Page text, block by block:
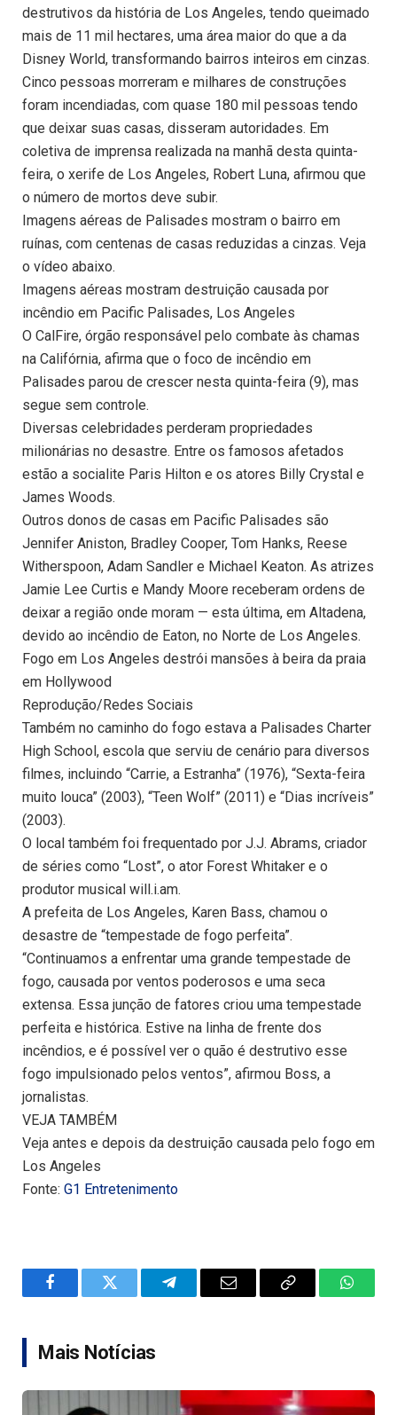
destrutivos da história de Los Angeles, tendo queimado
mais de 11 mil hectares, uma área maior do que a da
Disney World, transformando bairros inteiros em cinzas.
Cinco pessoas morreram e milhares de construções
foram incendiadas, com quase 180 mil pessoas tendo
que deixar suas casas, disseram autoridades. Em
coletiva de imprensa realizada na manhã desta quinta-
feira, o xerife de Los Angeles, Robert Luna, afirmou que
o número de mortos deve subir.
Imagens aéreas de Palisades mostram o bairro em
ruínas, com centenas de casas reduzidas a cinzas. Veja
o vídeo abaixo.
Imagens aéreas mostram destruição causada por
incêndio em Pacific Palisades, Los Angeles
O CalFire, órgão responsável pelo combate às chamas
na Califórnia, afirma que o foco de incêndio em
Palisades parou de crescer nesta quinta-feira (9), mas
segue sem controle.
Diversas celebridades perderam propriedades
milionárias no desastre. Entre os famosos afetados
estão a socialite Paris Hilton e os atores Billy Crystal e
James Woods.
Outros donos de casas em Pacific Palisades são
Jennifer Aniston, Bradley Cooper, Tom Hanks, Reese
Witherspoon, Adam Sandler e Michael Keaton. As atrizes
Jamie Lee Curtis e Mandy Moore receberam ordens de
deixar a região onde moram — esta última, em Altadena,
devido ao incêndio de Eaton, no Norte de Los Angeles.
Fogo em Los Angeles destrói mansões à beira da praia
em Hollywood
Reprodução/Redes Sociais
Também no caminho do fogo estava a Palisades Charter
High School, escola que serviu de cenário para diversos
filmes, incluindo “Carrie, a Estranha” (1976), “Sexta-feira
muito louca” (2003), “Teen Wolf” (2011) e “Dias incríveis”
(2003).
O local também foi frequentado por J.J. Abrams, criador
de séries como “Lost”, o ator Forest Whitaker e o
produtor musical will.i.am.
A prefeita de Los Angeles, Karen Bass, chamou o
desastre de “tempestade de fogo perfeita”.
“Continuamos a enfrentar uma grande tempestade de
fogo, causada por ventos poderosos e uma seca
extensa. Essa junção de fatores criou uma tempestade
perfeita e histórica. Estive na linha de frente dos
incêndios, e é possível ver o quão é destrutivo esse
fogo impulsionado pelos ventos”, afirmou Boss, a
jornalistas.
VEJA TAMBÉM
Veja antes e depois da destruição causada pelo fogo em
Los Angeles
Fonte: G1 Entretenimento
FacebookTwitter TelegramEmail
Copy
Mais Notícias